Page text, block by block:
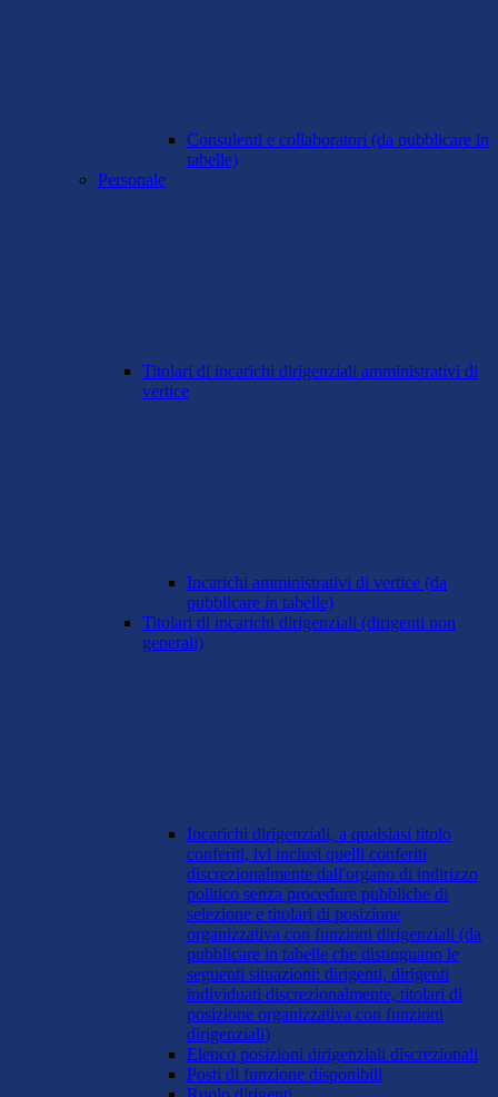
Consulenti e collaboratori (da pubblicare in
tabelle)
Personale
Titolari di incarichi dirigenziali amministrativi di
vertice
Incarichi amministrativi di vertice (da
pubblicare in tabelle)
Titolari di incarichi dirigenziali (dirigenti non
generali)
Incarichi dirigenziali, a qualsiasi titolo
conferiti, ivi inclusi quelli conferiti
discrezionalmente dall'organo di indirizzo
politico senza procedure pubbliche di
selezione e titolari di posizione
organizzativa con funzioni dirigenziali (da
pubblicare in tabelle che distinguano le
seguenti situazioni: dirigenti, dirigenti
individuati discrezionalmente, titolari di
posizione organizzativa con funzioni
dirigenziali)
Elenco posizioni dirigenziali discrezionali
Posti di funzione disponibili